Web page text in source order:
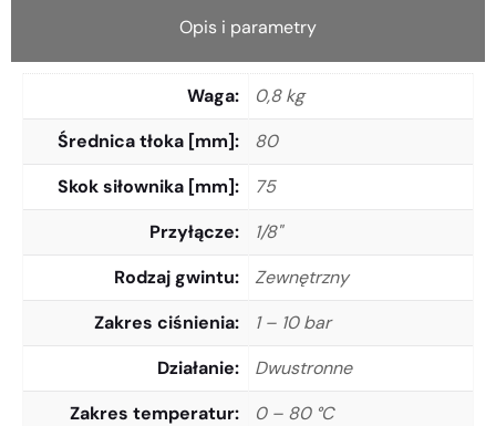
Opis i parametry
Waga
0,8 kg
Średnica tłoka [mm]
80
Skok siłownika [mm]
75
Przyłącze
1/8"
Rodzaj gwintu
Zewnętrzny
Zakres ciśnienia
1 – 10 bar
Działanie
Dwustronne
Zakres temperatur
0 – 80 °C